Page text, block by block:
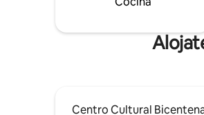
Centro Cultural